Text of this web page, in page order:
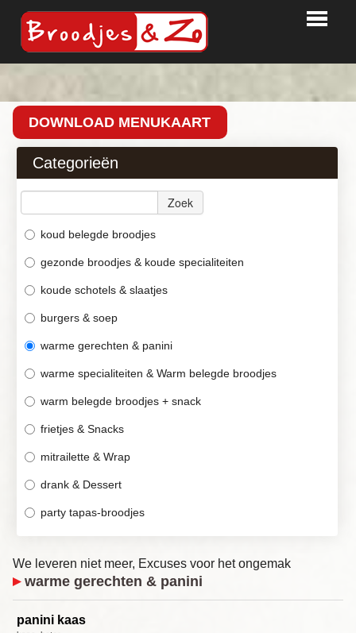
BESTELLEN
PARTY TIME
BEDRIJVEN
CONTACT
DOWNLOAD MENUKAART
Categorieën
Zoek
koud belegde broodjes
gezonde broodjes & koude specialiteiten
koude schotels & slaatjes
burgers & soep
warme gerechten & panini
warme specialiteiten & Warm belegde broodjes
warm belegde broodjes + snack
frietjes & Snacks
mitrailette & Wrap
drank & Dessert
party tapas-broodjes
We leveren niet meer, Excuses voor het ongemak
warme gerechten & panini
panini kaas